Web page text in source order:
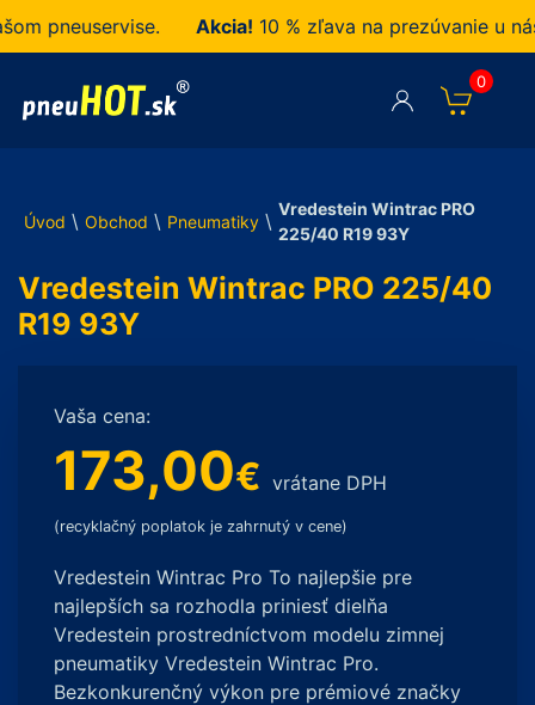
pneuservise. Akcia!10 % zľava na prezúvanie u nás
0
Úvod \ Obchod \ Pneumatiky \
Vredestein Wintrac PRO
225/40 R19 93Y
Vredestein Wintrac PRO 225/40
R19 93Y
Vaša cena:
173,00€ vrátane DPH
(recyklačný poplatok je zahrnutý v cene)
Vredestein Wintrac Pro To najlepšie pre
najlepších sa rozhodla priniesť dielňa
Vredestein prostredníctvom modelu zimnej
pneumatiky Vredestein Wintrac Pro.
Bezkonkurenčný výkon pre prémiové značky